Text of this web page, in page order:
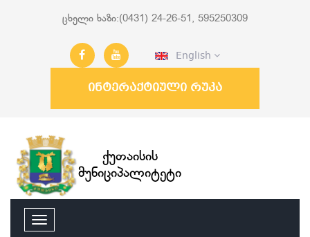
ცხელი ხაზი:(0431) 24-26-51, 595250309
English
ინტერაქტიული რუკა
ქუთაისის
მუნიციპალიტეტი